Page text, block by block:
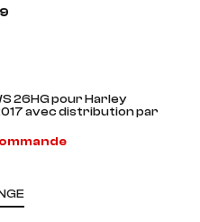
26HG pour Harley
avec distribution par